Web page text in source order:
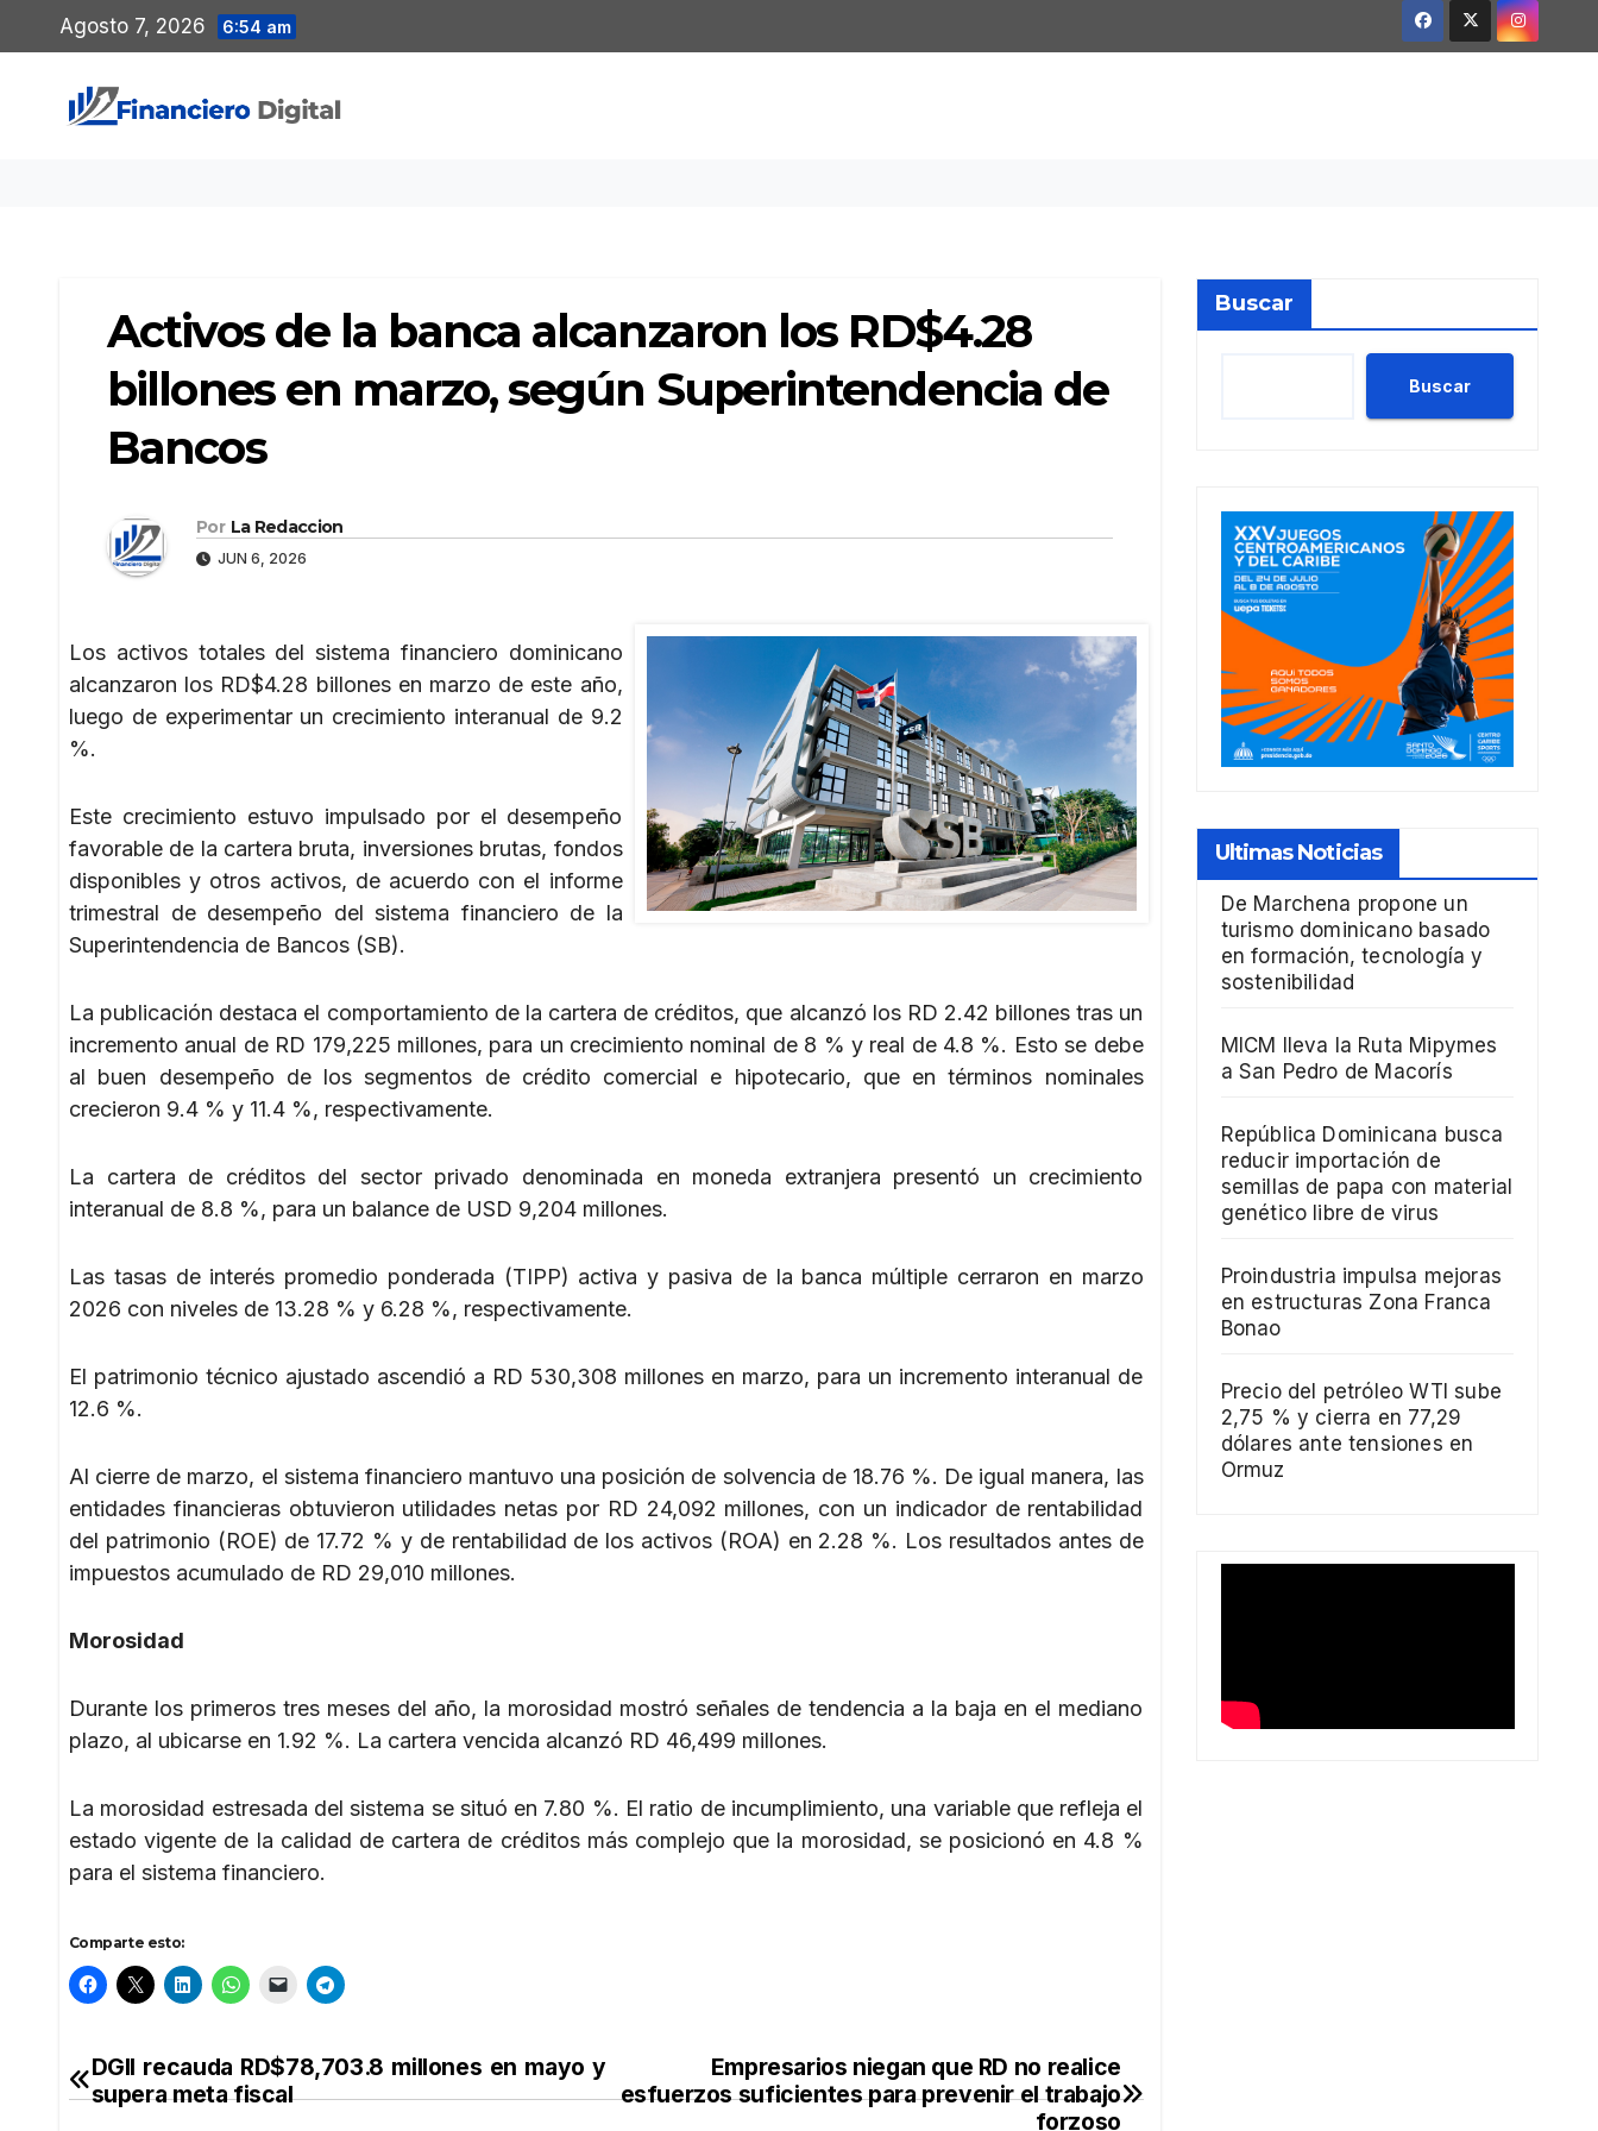
al
contenido
Agosto 7, 2026 6:54 am
Activos de la banca alcanzaron los RD$4.28
billones en marzo, según Superintendencia de
Bancos
Por La Redaccion
JUN 6, 2026
Los activos totales del sistema financiero dominicano
alcanzaron los RD$4.28 billones en marzo de este año,
luego de experimentar un crecimiento interanual de 9.2
%.
Este crecimiento estuvo impulsado por el desempeño
favorable de la cartera bruta, inversiones brutas, fondos
disponibles y otros activos, de acuerdo con el informe
trimestral de desempeño del sistema financiero de la
Superintendencia de Bancos (SB).
La publicación destaca el comportamiento de la cartera de créditos, que alcanzó los RD 2.42 billones tras un
incremento anual de RD 179,225 millones, para un crecimiento nominal de 8 % y real de 4.8 %. Esto se debe
al buen desempeño de los segmentos de crédito comercial e hipotecario, que en términos nominales
crecieron 9.4 % y 11.4 %, respectivamente.
La cartera de créditos del sector privado denominada en moneda extranjera presentó un crecimiento
interanual de 8.8 %, para un balance de USD 9,204 millones.
Las tasas de interés promedio ponderada (TIPP) activa y pasiva de la banca múltiple cerraron en marzo
2026 con niveles de 13.28 % y 6.28 %, respectivamente.
El patrimonio técnico ajustado ascendió a RD 530,308 millones en marzo, para un incremento interanual de
12.6 %.
Al cierre de marzo, el sistema financiero mantuvo una posición de solvencia de 18.76 %. De igual manera, las
entidades financieras obtuvieron utilidades netas por RD 24,092 millones, con un indicador de rentabilidad
del patrimonio (ROE) de 17.72 % y de rentabilidad de los activos (ROA) en 2.28 %. Los resultados antes de
impuestos acumulado de RD 29,010 millones.
Morosidad
Durante los primeros tres meses del año, la morosidad mostró señales de tendencia a la baja en el mediano
plazo, al ubicarse en 1.92 %. La cartera vencida alcanzó RD 46,499 millones.
La morosidad estresada del sistema se situó en 7.80 %. El ratio de incumplimiento, una variable que refleja el
estado vigente de la calidad de cartera de créditos más complejo que la morosidad, se posicionó en 4.8 %
para el sistema financiero.
Comparte esto:
Navegación
Empresarios niegan que RD no realice
esfuerzos suficientes para prevenir el trabajo
forzoso
DGII recauda RD$78,703.8 millones en mayo y
supera meta fiscal
Buscar
Buscar
Ultimas Noticias
De Marchena propone un
turismo dominicano basado
en formación, tecnología y
sostenibilidad
MICM lleva la Ruta Mipymes
a San Pedro de Macorís
República Dominicana busca
reducir importación de
semillas de papa con material
genético libre de virus
Proindustria impulsa mejoras
en estructuras Zona Franca
Bonao
Precio del petróleo WTI sube
2,75 % y cierra en 77,29
dólares ante tensiones en
Ormuz